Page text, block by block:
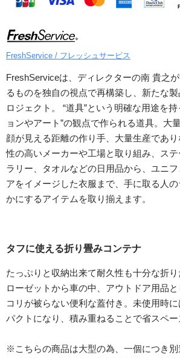
FreshService / フレッシュサービス
FreshServiceは、ディレクターの南 貴之
るものを独自の視点で再構築し、新たな
ロジェクト。 “道具”という明確な用途を
ョンやアート”の観点で作られる道具。大
顔が見える距離の作り手、大量生産であ
性の高いメーカーや工場と取り組み、ス
ラリー、タオルなどの日用品から、ユニ
アをイメージした衣服まで、手に取る人
かにするアイテムを取り揃えます。
タフに使える折り畳みコンテナ
たっぷりと収納出来て耐久性も十分な折
ローゼットから車の中、アウトドア用品
コリが被らない便利な蓋付き。未使用時
パクトになり、積み重ねることで省スペー
※こちらの商品は大型の為、一個につき別